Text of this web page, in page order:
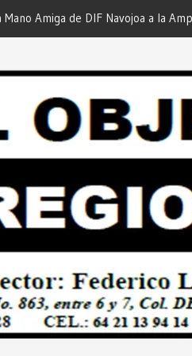
de DIF Navojoa a la Ampliación
de Servicios… Desde: Redacción